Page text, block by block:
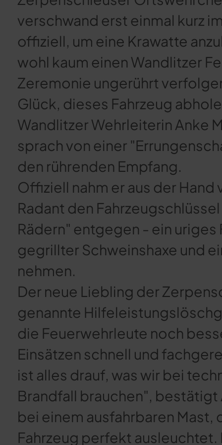
verschwand erst einmal kurz
offiziell, um eine Krawatte
wohl kaum einen Wandlitzer
Zeremonie ungerührt
Glück, dieses Fahrzeug
Wandlitzer Wehrleiterin Anke
sprach von einer
den rührenden Empfang.
Offiziell nahm er aus der
Radant den
Rädern" entgegen - ein
gegrillter Schweinshaxe und
nehmen.
Der neue Liebling der
genannte
die Feuerwehrleute noch
Einsätzen schnell und
ist alles drauf, was wir bei
Brandfall brauchen", bestätigt
bei einem ausfahrbaren Mast,
Fahrzeug perfekt ausleuchtet.